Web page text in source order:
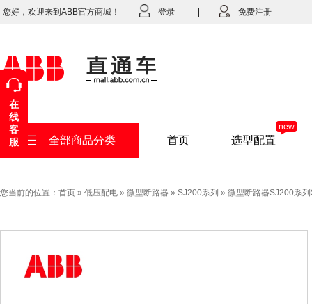
您好，欢迎来到ABB官方商城！ 登录 免费注册
全部商品分类 首页 选型配置
new
您当前的位置： 首页 » 低压配电 » 微型断路器 » SJ200系列 » 微型断路器SJ200系
在
线
客
服